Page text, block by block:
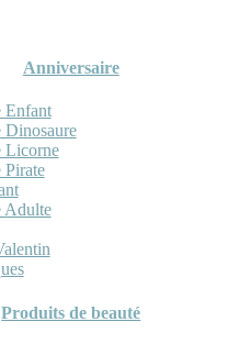
Anniversaire
Enfant
Licorne
Adulte
Produits de beauté